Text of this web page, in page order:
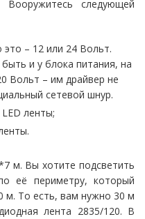
Вооружитесь следующей
– 12 или 24 Вольт.
и у блока питания, на
Вольт – им драйвер не
сетевой шнур.
ленты;
м. Вы хотите подсветить
её периметру, который
м. То есть, вам нужно 30 м
лента 2835/120. В